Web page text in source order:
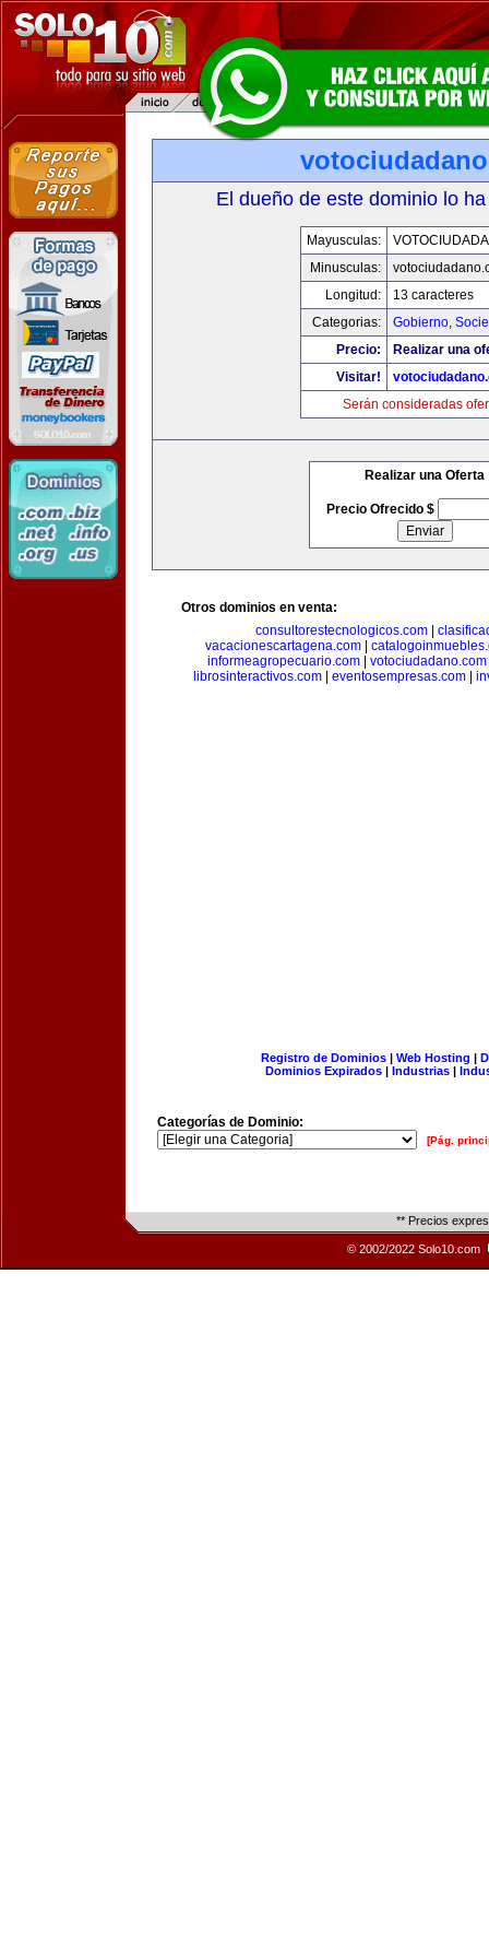
El dueño de este dominio lo
Mayusculas:
Minusculas:
Longitud:
13 caracteres
Categorias:
Gobierno,
Precio:
Realizar una
Visitar!
Serán consideradas
Realizar una Oferta
Precio Ofrecido $
Otros dominios en venta:
consultorestecnologicos.com
vacacionescartagena.com
informeagropecuario.com| votociudadano.com
librosinteractivos.com| eventosempresas.com|
Registro de Dominios| Web Hosting |
Dominios Expirados | Industrias |
Categorías de Dominio:
[Pág.
** Precios
© 2002/2022 Solo10.com